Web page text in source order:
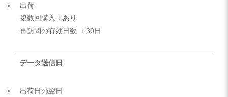
出荷
複数回購入：あり
再訪問の有効日数 ：30日
データ送信日
出荷日の翌日